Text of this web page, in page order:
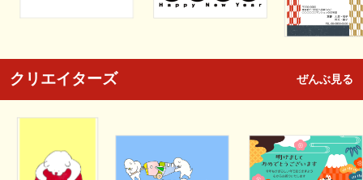
クリエイターズ ぜんぶ見る